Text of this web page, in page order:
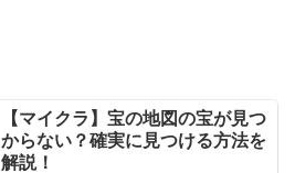
【マイクラ】宝の地図の宝が見つ
からない？確実に見つける方法を
解説！